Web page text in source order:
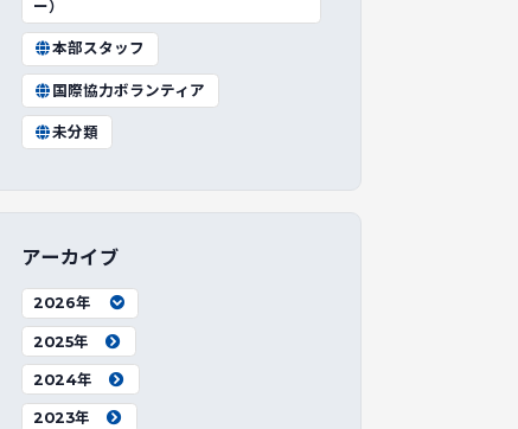
ー）
本部スタッフ
国際協力ボランティア
未分類
アーカイブ
2026年
2025年
2024年
2023年